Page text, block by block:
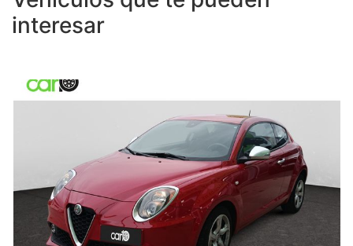
interesar